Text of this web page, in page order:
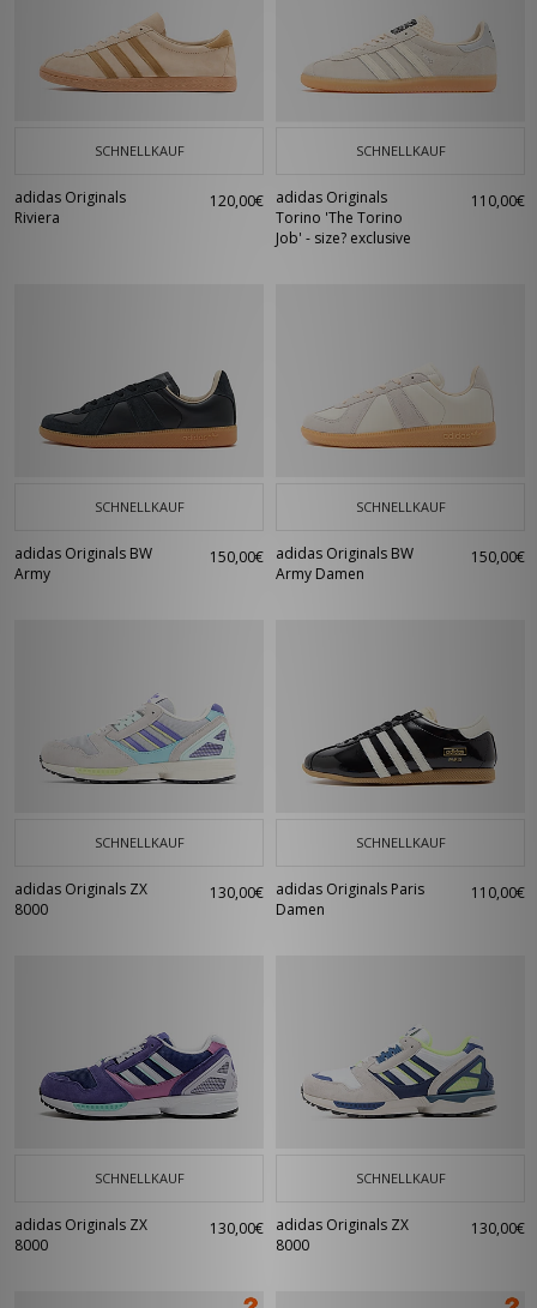
SCHNELLKAUF
adidas Originals
Riviera
120,00€
SCHNELLKAUF
adidas Originals
Torino 'The Torino
Job' - size? exclusive
110,00€
SCHNELLKAUF
adidas Originals BW
Army
150,00€
SCHNELLKAUF
adidas Originals BW
Army Damen
150,00€
SCHNELLKAUF
adidas Originals ZX
8000
130,00€
SCHNELLKAUF
adidas Originals Paris
Damen
110,00€
SCHNELLKAUF
adidas Originals ZX
8000
130,00€
SCHNELLKAUF
adidas Originals ZX
8000
130,00€